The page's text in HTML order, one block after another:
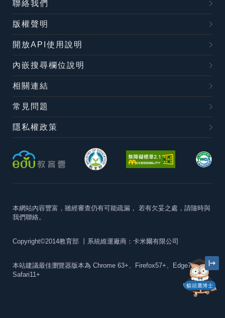
貓頭鷹博士
聯絡我們
版權聲明
開放API使用說明
內嵌搜尋欄位說明
相關連結
常見問題
隱私權政策
本網站內容豐富，雖經審查仍有可能疏漏， 若有欠妥之處，請隨時與
我們聯絡。
Copyright©2014教育部 丨系統維運廠商：卡米爾有限公司
本站建議最佳瀏覽器版本為 Chrome 63+、Firefox57+、Edge79+及
Safari11+